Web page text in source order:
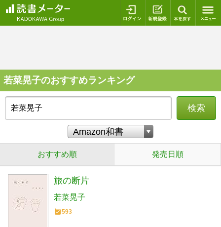
ログイン 新規登録
若菜晃子のおすすめランキング
検索
おすすめ順 発売日順
旅の断片
若菜晃子
593